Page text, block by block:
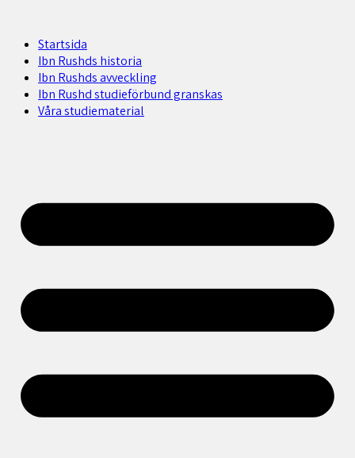
Startsida
Ibn Rushds historia
Ibn Rushds avveckling
Ibn Rushd studieförbund granskas​
Våra studiematerial